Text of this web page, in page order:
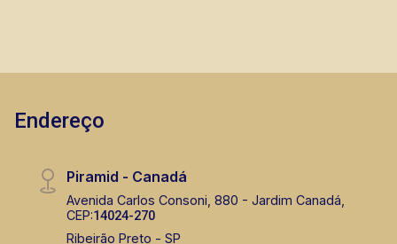
Endereço
Piramid - Canadá
Avenida Carlos Consoni, 880 - Jardim Canadá,
CEP:14024-270
Ribeirão Preto - SP